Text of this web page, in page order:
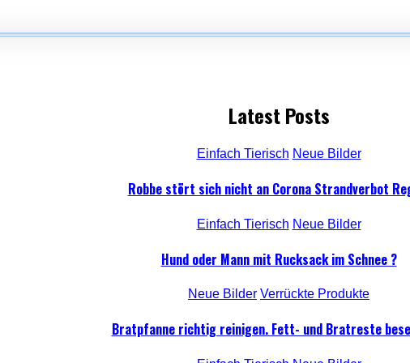
Latest Posts
Einfach Tierisch Neue Bilder
Robbe stört sich nicht an Corona Strandverbot
Einfach Tierisch Neue Bilder
Hund oder Mann mit Rucksack im Schnee ?
Neue Bilder Verrückte Produkte
Bratpfanne richtig reinigen. Fett- und Bratreste